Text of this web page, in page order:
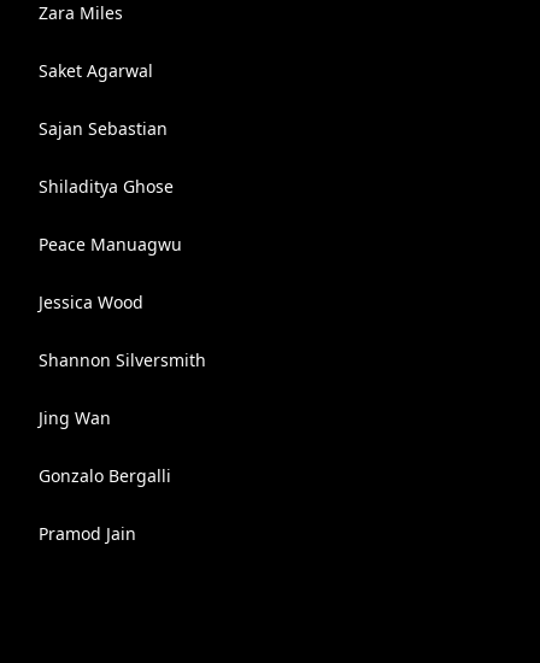
Zara Miles
Saket Agarwal
Sajan Sebastian
Shiladitya Ghose
Peace Manuagwu
Jessica Wood
Shannon Silversmith
Jing Wan
Gonzalo Bergalli
Pramod Jain